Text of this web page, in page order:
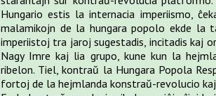
Hungario estis la internacia imperiismo,
malamikojn de la hungara popolo ekde la
imperiistoj tra jaroj sugestadis, incitadis kaj
Nagy Imre kaj lia grupo, kune kun la
ribelon. Tiel, kontraŭ la Hungara Popola
fortoj de la hejmlanda konstraŭ-revolucio